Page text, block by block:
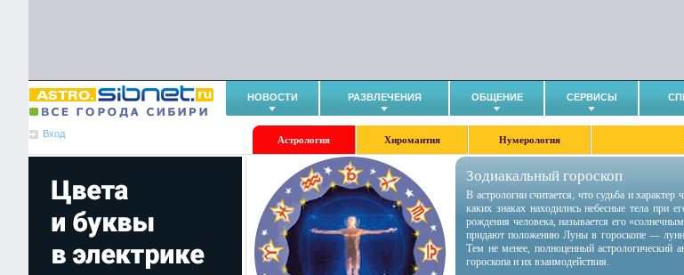
НОВОСТИ РАЗВЛЕЧЕНИЯ ОБЩЕНИЕ СЕРВИСЫ
Вход
Астрология Хиромантия Нумерология
Зодиакальный гороскоп
В астрологии считается, что судьба и
каких знаках находились небесные тела при
рождения человека, называется его
придают положению Луны в гороскопе —
Тем не менее, полноценный астрологический
гороскопа и их взаимодействия.